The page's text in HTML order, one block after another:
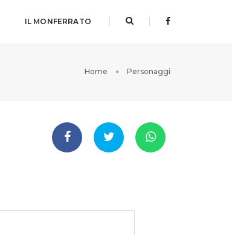
IL MONFERRATO
Home Personaggi